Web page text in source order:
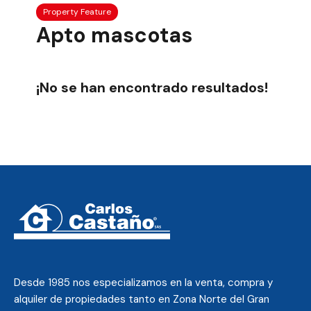
Property Feature
Apto mascotas
¡No se han encontrado resultados!
Desde 1985 nos especializamos en la venta, compra y
alquiler de propiedades tanto en Zona Norte del Gran